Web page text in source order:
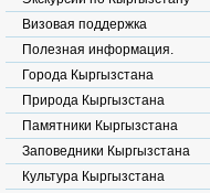
Визовая поддержка
Полезная информация.
Города Кыргызстана
Природа Кыргызстана
Памятники Кыргызстана
Заповедники Кыргызстана
Культура Кыргызстана